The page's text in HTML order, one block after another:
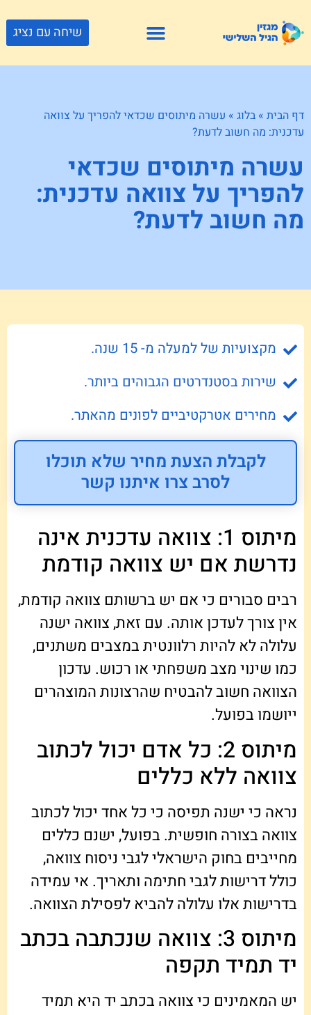
שיחה עם נציג
דף הבית » בלוג » עשרה מיתוסים שכדאי להפריך על צוואה
עדכנית: מה חשוב לדעת?
עשרה מיתוסים שכדאי
להפריך על צוואה עדכנית:
מה חשוב לדעת?
מקצועיות של למעלה מ- 15 שנה.
שירות בסטנדרטים הגבוהים ביותר.
מחירים אטרקטיביים לפונים מהאתר.
לקבלת הצעת מחיר שלא תוכלו
לסרב צרו איתנו קשר
מיתוס 1: צוואה עדכנית אינה
נדרשת אם יש צוואה קודמת
רבים סבורים כי אם יש ברשותם צוואה קודמת,
אין צורך לעדכן אותה. עם זאת, צוואה ישנה
עלולה לא להיות רלוונטית במצבים משתנים,
כמו שינוי מצב משפחתי או רכוש. עדכון
הצוואה חשוב להבטיח שהרצונות המוצהרים
ייושמו בפועל.
מיתוס 2: כל אדם יכול לכתוב
צוואה ללא כללים
נראה כי ישנה תפיסה כי כל אחד יכול לכתוב
צוואה בצורה חופשית. בפועל, ישנם כללים
מחייבים בחוק הישראלי לגבי ניסוח צוואה,
כולל דרישות לגבי חתימה ותאריך. אי עמידה
בדרישות אלו עלולה להביא לפסילת הצוואה.
מיתוס 3: צוואה שנכתבה בכתב
יד תמיד תקפה
יש המאמינים כי צוואה בכתב יד היא תמיד